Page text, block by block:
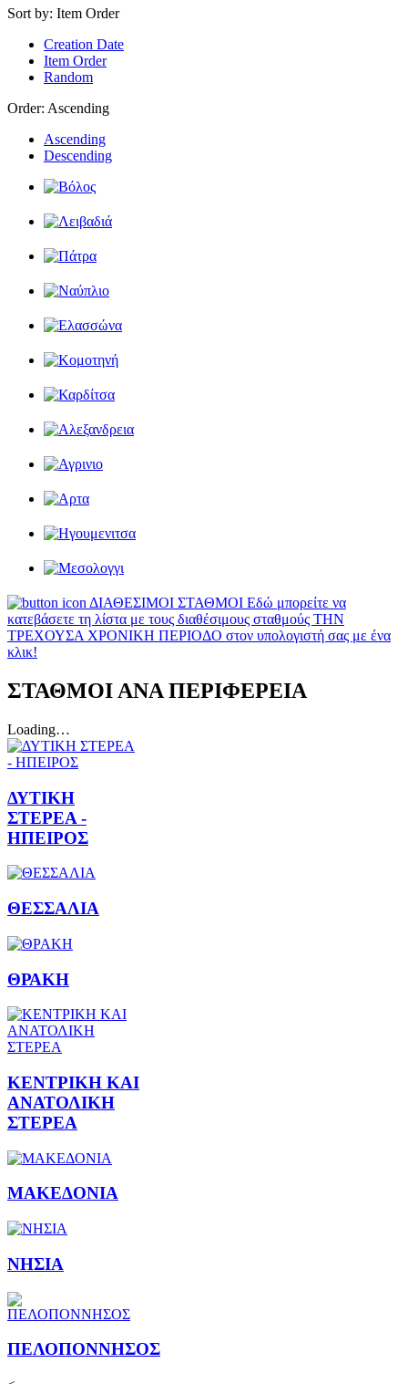
Sort by: Item Order
Creation Date
Item Order
Random
Order: Ascending
Ascending
Descending
ΔΙΑΘΕΣΙΜΟΙ ΣΤΑΘΜΟΙ Εδώ μπορείτε να
κατεβάσετε τη λίστα με τους διαθέσιμους σταθμούς ΤΗΝ
ΤΡΕΧΟΥΣΑ ΧΡΟΝΙΚΗ ΠΕΡΙΟΔΟ στον υπολογιστή σας με ένα
κλικ!
ΣΤΑΘΜΟΙ ΑΝΑ ΠΕΡΙΦΕΡΕΙΑ
Loading…
ΔΥΤΙΚΗ
ΣΤΕΡΕΑ -
ΗΠΕΙΡΟΣ
ΘΕΣΣΑΛΙΑ
ΘΡΑΚΗ
ΚΕΝΤΡΙΚΗ ΚΑΙ
ΑΝΑΤΟΛΙΚΗ
ΣΤΕΡΕΑ
ΜΑΚΕΔΟΝΙΑ
ΝΗΣΙΑ
ΠΕΛΟΠΟΝΝΗΣΟΣ